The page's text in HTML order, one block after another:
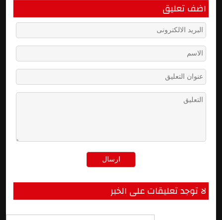
اضف تعليق
لا توجد تعليقات على الخبر